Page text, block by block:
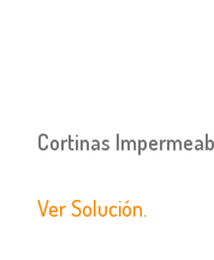
Cortinas
Ver Solución.